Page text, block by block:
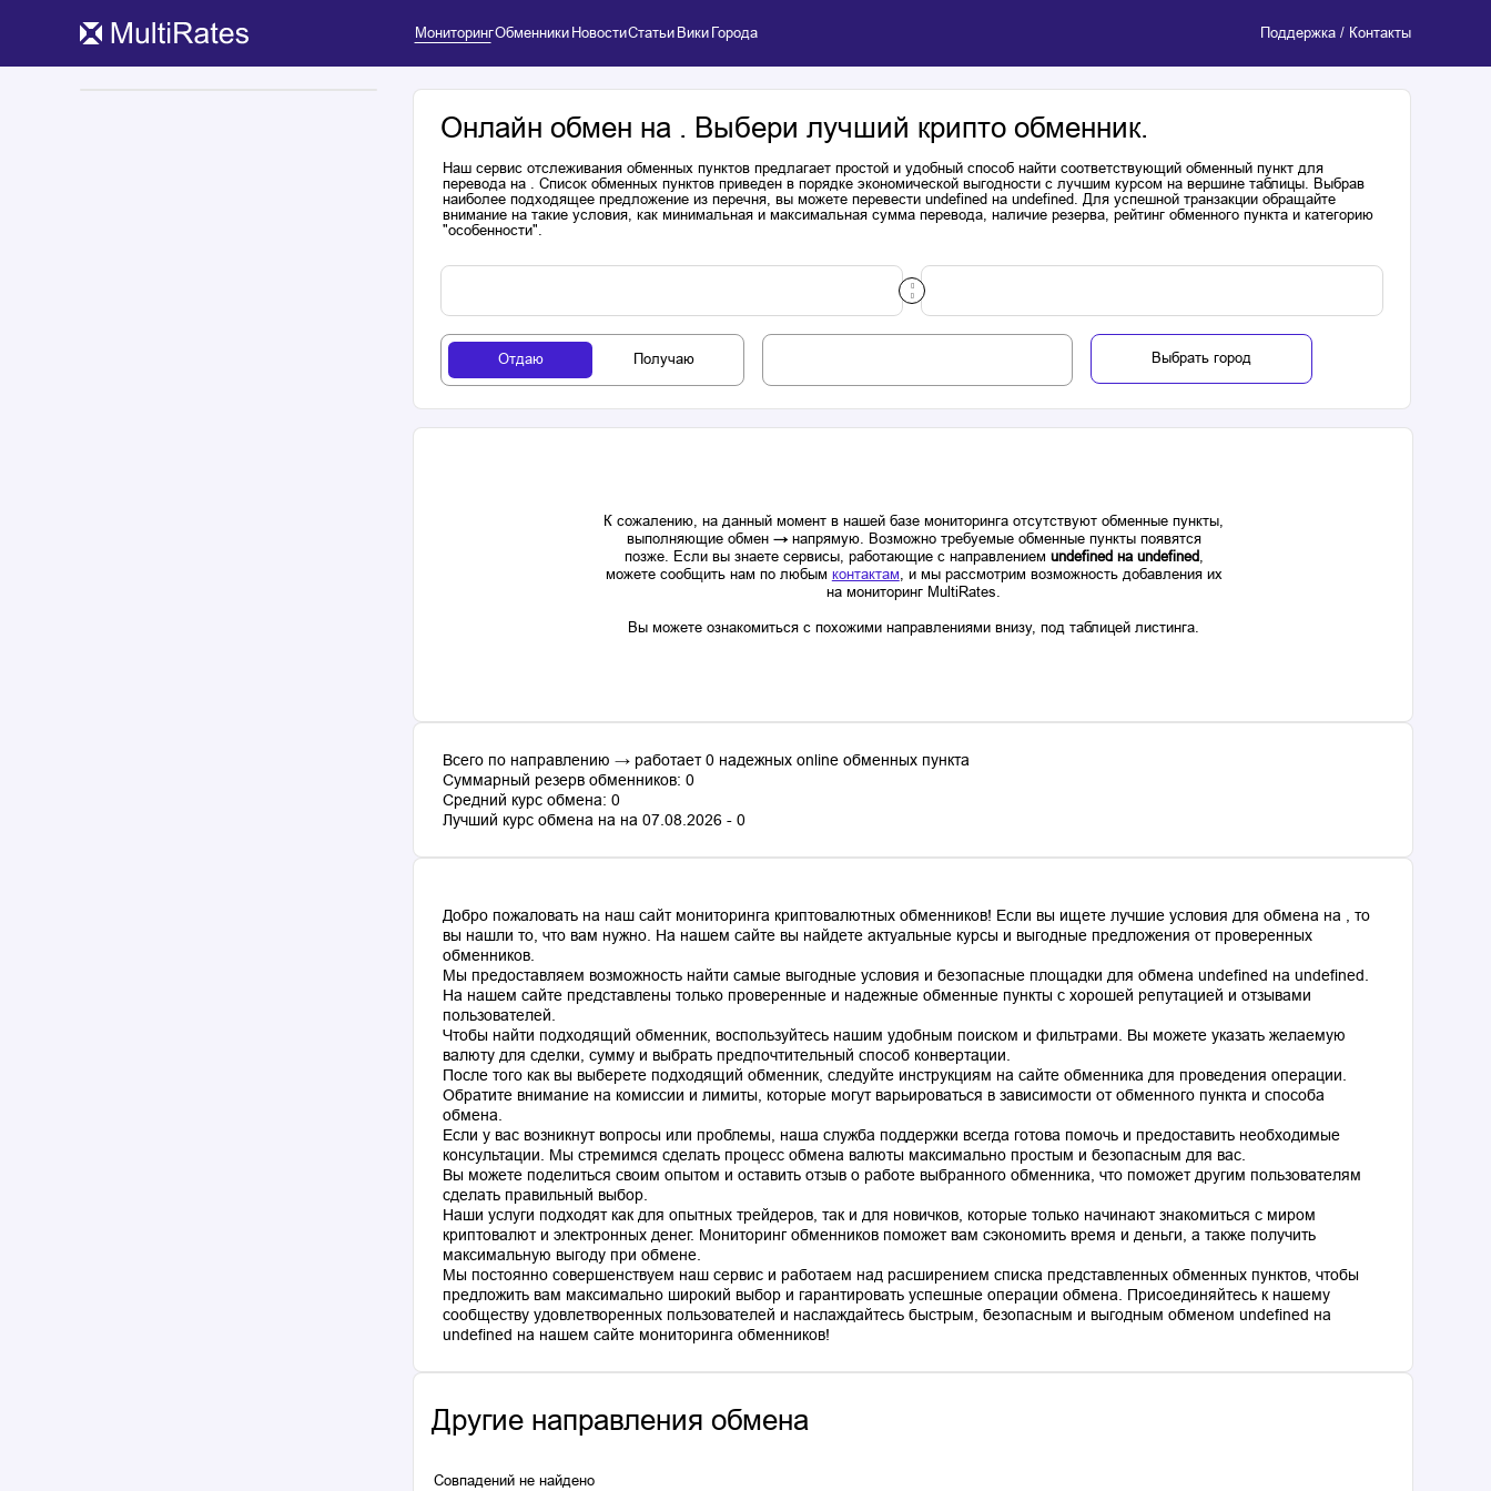
МониторингОбменники НовостиСтатьи Вики Города Поддержка / Контакты
Онлайн обмен на . Выбери лучший крипто обменник.
Наш сервис отслеживания обменных пунктов предлагает простой и удобный способ найти соответствующий обменный пункт для
перевода на . Список обменных пунктов приведен в порядке экономической выгодности с лучшим курсом на вершине таблицы. Выбрав
наиболее подходящее предложение из перечня, вы можете перевести undefined на undefined. Для успешной транзакции обращайте
внимание на такие условия, как минимальная и максимальная сумма перевода, наличие резерва, рейтинг обменного пункта и категорию
"особенности".
Отдаю Получаю Выбрать город
К сожалению, на данный момент в нашей базе мониторинга отсутствуют обменные пункты,
выполняющие обмен → напрямую. Возможно требуемые обменные пункты появятся
позже. Если вы знаете сервисы, работающие с направлением undefined на undefined,
можете сообщить нам по любым контактам, и мы рассмотрим возможность добавления их
на мониторинг MultiRates.
Вы можете ознакомиться с похожими направлениями внизу, под таблицей листинга.
Всего по направлению → работает 0 надежных online обменных пункта
Суммарный резерв обменников: 0
Средний курс обмена: 0
Лучший курс обмена на на 07.08.2026 - 0
Добро пожаловать на наш сайт мониторинга криптовалютных обменников! Если вы ищете лучшие условия для обмена на , то
вы нашли то, что вам нужно. На нашем сайте вы найдете актуальные курсы и выгодные предложения от проверенных
обменников.
Мы предоставляем возможность найти самые выгодные условия и безопасные площадки для обмена undefined на undefined.
На нашем сайте представлены только проверенные и надежные обменные пункты с хорошей репутацией и отзывами
пользователей.
Чтобы найти подходящий обменник, воспользуйтесь нашим удобным поиском и фильтрами. Вы можете указать желаемую
валюту для сделки, сумму и выбрать предпочтительный способ конвертации.
После того как вы выберете подходящий обменник, следуйте инструкциям на сайте обменника для проведения операции.
Обратите внимание на комиссии и лимиты, которые могут варьироваться в зависимости от обменного пункта и способа
обмена.
Если у вас возникнут вопросы или проблемы, наша служба поддержки всегда готова помочь и предоставить необходимые
консультации. Мы стремимся сделать процесс обмена валюты максимально простым и безопасным для вас.
Вы можете поделиться своим опытом и оставить отзыв о работе выбранного обменника, что поможет другим пользователям
сделать правильный выбор.
Наши услуги подходят как для опытных трейдеров, так и для новичков, которые только начинают знакомиться с миром
криптовалют и электронных денег. Мониторинг обменников поможет вам сэкономить время и деньги, а также получить
максимальную выгоду при обмене.
Мы постоянно совершенствуем наш сервис и работаем над расширением списка представленных обменных пунктов, чтобы
предложить вам максимально широкий выбор и гарантировать успешные операции обмена. Присоединяйтесь к нашему
сообществу удовлетворенных пользователей и наслаждайтесь быстрым, безопасным и выгодным обменом undefined на
Другие направления обмена
Совпадений не найдено